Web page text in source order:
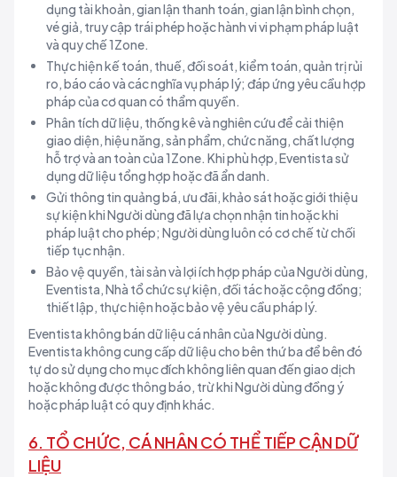
dụng tài khoản, gian lận thanh toán, gian lận bình chọn,
vé giả, truy cập trái phép hoặc hành vi vi phạm pháp luật
và quy chế 1Zone.
Thực hiện kế toán, thuế, đối soát, kiểm toán, quản trị rủi
ro, báo cáo và các nghĩa vụ pháp lý; đáp ứng yêu cầu hợp
pháp của cơ quan có thẩm quyền.
Phân tích dữ liệu, thống kê và nghiên cứu để cải thiện
giao diện, hiệu năng, sản phẩm, chức năng, chất lượng
hỗ trợ và an toàn của 1Zone. Khi phù hợp, Eventista sử
dụng dữ liệu tổng hợp hoặc đã ẩn danh.
Gửi thông tin quảng bá, ưu đãi, khảo sát hoặc giới thiệu
sự kiện khi Người dùng đã lựa chọn nhận tin hoặc khi
pháp luật cho phép; Người dùng luôn có cơ chế từ chối
tiếp tục nhận.
Bảo vệ quyền, tài sản và lợi ích hợp pháp của Người dùng,
Eventista, Nhà tổ chức sự kiện, đối tác hoặc cộng đồng;
thiết lập, thực hiện hoặc bảo vệ yêu cầu pháp lý.
Eventista không bán dữ liệu cá nhân của Người dùng.
Eventista không cung cấp dữ liệu cho bên thứ ba để bên đó
tự do sử dụng cho mục đích không liên quan đến giao dịch
hoặc không được thông báo, trừ khi Người dùng đồng ý
hoặc pháp luật có quy định khác.
6. TỔ CHỨC, CÁ NHÂN CÓ THỂ TIẾP CẬN DỮ
LIỆU